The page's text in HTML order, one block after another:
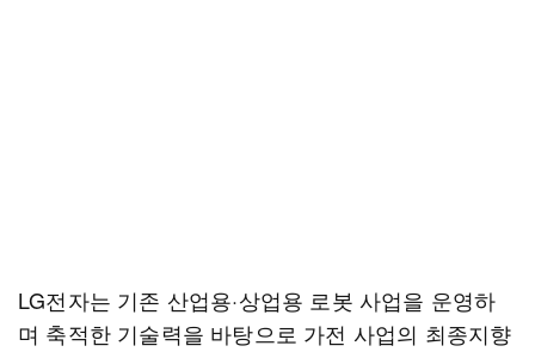
LG전자는 기존 산업용·상업용 로봇 사업을 운영하
며 축적한 기술력을 바탕으로 가전 사업의 최종지향